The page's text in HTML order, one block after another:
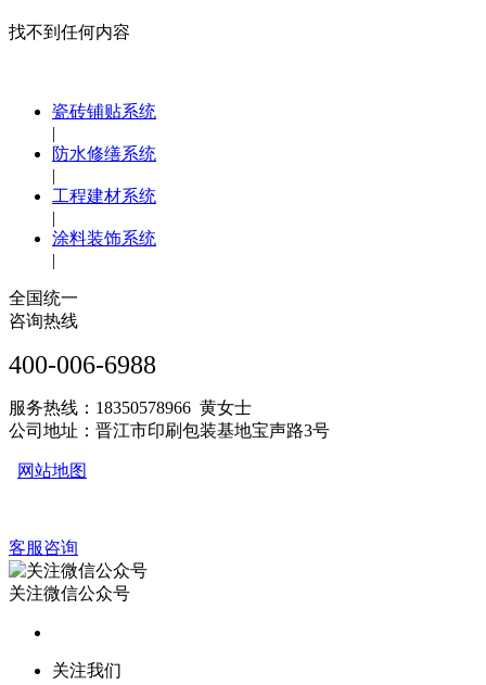
找不到任何内容
瓷砖铺贴系统
|
防水修缮系统
|
工程建材系统
|
涂料装饰系统
|
全国统一
咨询热线
400-006-6988
服务热线：18350578966 黄女士
公司地址：晋江市印刷包装基地宝声路3号
网站地图
客服咨询
关注微信公众号
关注我们